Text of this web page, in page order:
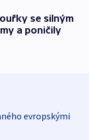
se silným
a poničily
evropskými